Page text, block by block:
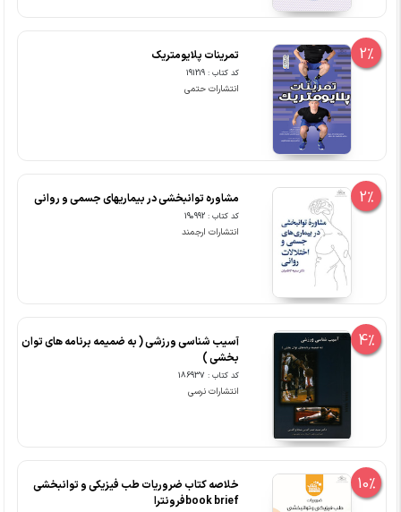
2% تمرینات پلایومتریک
کد کتاب : 191219
انتشارات حتمی
2% مشاوره توانبخشی در بیماریهای جسمی و روانی
کد کتاب : 190992
انتشارات ارجمند
4%
آسیب شناسی ورزشی ( به ضمیمه برنامه های توان
بخشی )
کد کتاب : 186937
انتشارات نرسی
10%
خلاصه کتاب ضروریات طب فیزیکی و توانبخشی
book briefفرونترا